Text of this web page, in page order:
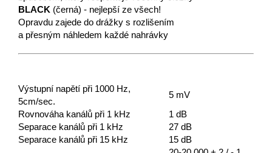
BLACK (černá) - nejlepší ze všech!
Opravdu zajede do drážky s rozlišením
a přesným náhledem každé nahrávky
Výstupní napětí při 1000 Hz,
5cm/sec.
5 mV
Rovnováha kanálů při 1 kHz
1 dB
Separace kanálů při 1 kHz
27 dB
Separace kanálů při 15 kHz
15 dB